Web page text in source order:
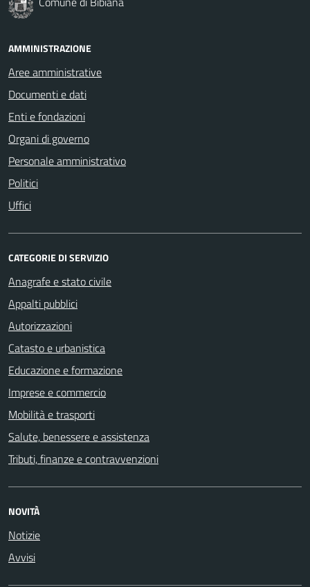
AMMINISTRAZIONE
Aree amministrative
Documenti e dati
Enti e fondazioni
Organi di governo
Personale amministrativo
Politici
Uffici
CATEGORIE DI SERVIZIO
Anagrafe e stato civile
Appalti pubblici
Autorizzazioni
Catasto e urbanistica
Educazione e formazione
Imprese e commercio
Mobilità e trasporti
Salute, benessere e assistenza
Tributi, finanze e contravvenzioni
NOVITÀ
Notizie
Avvisi